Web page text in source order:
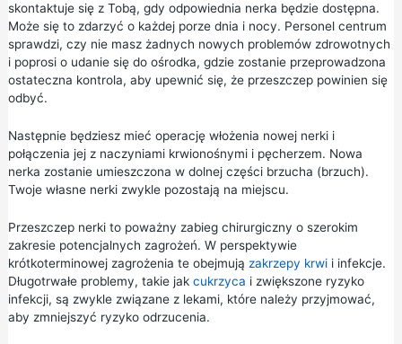
skontaktuje się z Tobą, gdy odpowiednia nerka będzie dostępna.
Może się to zdarzyć o każdej porze dnia i nocy. Personel centrum
sprawdzi, czy nie masz żadnych nowych problemów zdrowotnych
i poprosi o udanie się do ośrodka, gdzie zostanie przeprowadzona
ostateczna kontrola, aby upewnić się, że przeszczep powinien się
odbyć.
Następnie będziesz mieć operację włożenia nowej nerki i
połączenia jej z naczyniami krwionośnymi i pęcherzem. Nowa
nerka zostanie umieszczona w dolnej części brzucha (brzuch).
Twoje własne nerki zwykle pozostają na miejscu.
Przeszczep nerki to poważny zabieg chirurgiczny o szerokim
zakresie potencjalnych zagrożeń. W perspektywie
krótkoterminowej zagrożenia te obejmują zakrzepy krwii infekcje.
Długotrwałe problemy, takie jak cukrzyca i zwiększone ryzyko
infekcji, są zwykle związane z lekami, które należy przyjmować,
aby zmniejszyć ryzyko odrzucenia.